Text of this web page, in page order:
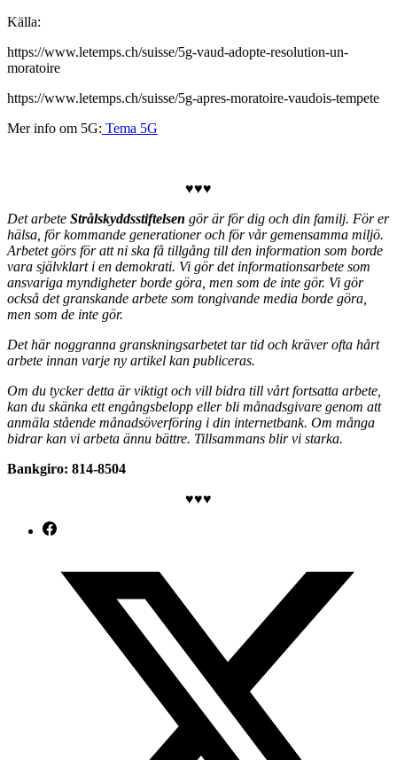
Källa:
https://www.letemps.ch/suisse/5g-vaud-adopte-resolution-un-
moratoire
https://www.letemps.ch/suisse/5g-apres-moratoire-vaudois-tempete
Mer info om 5G: Tema 5G
♥♥♥
Det arbete Strålskyddsstiftelsen gör är för dig och din familj. För er
hälsa, för kommande generationer och för vår gemensamma miljö.
Arbetet görs för att ni ska få tillgång till den information som borde
vara självklart i en demokrati. Vi gör det informationsarbete som
ansvariga myndigheter borde göra, men som de inte gör. Vi gör
också det granskande arbete som tongivande media borde göra,
men som de inte gör.
Det här noggranna granskningsarbetet tar tid och kräver ofta hårt
arbete innan varje ny artikel kan publiceras.
Om du tycker detta är viktigt och vill bidra till vårt fortsatta arbete,
kan du skänka ett engångsbelopp eller bli månadsgivare genom att
anmäla stående månadsöverföring i din internetbank. Om många
bidrar kan vi arbeta ännu bättre. Tillsammans blir vi starka.
Bankgiro: 814-8504
♥♥♥